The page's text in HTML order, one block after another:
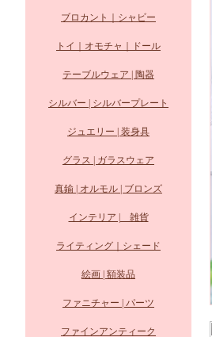
ブロカント｜シャビー
トイ｜オモチャ｜ドール
テーブルウェア | 陶器
シルバー | シルバープレート
ジュエリー | 装身具
グラス | ガラスウェア
真鍮 | オルモル | ブロンズ
インテリア | 雑貨
ライティング｜シェード
絵画 | 額装品
ファニチャー | パーツ
ファインアンティーク